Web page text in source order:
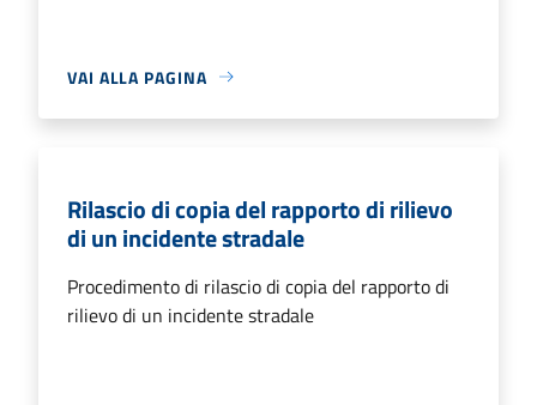
VAI ALLA PAGINA
Rilascio di copia del rapporto di rilievo
di un incidente stradale
Procedimento di rilascio di copia del rapporto di
rilievo di un incidente stradale